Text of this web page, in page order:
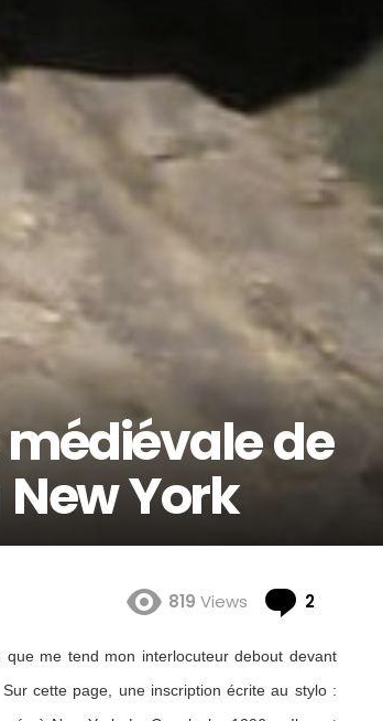
de
York
819 Views 2
me tend mon interlocuteur debout devant
cette page, une inscription écrite au stylo :